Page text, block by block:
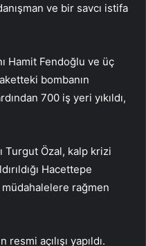
ve bir savcı istifa
Hamit Fendoğlu ve üç
bombanın
700 iş yeri yıkıldı,
Turgut Özal, kalp krizi
Hacettepe
rağmen
açılışı yapıldı.